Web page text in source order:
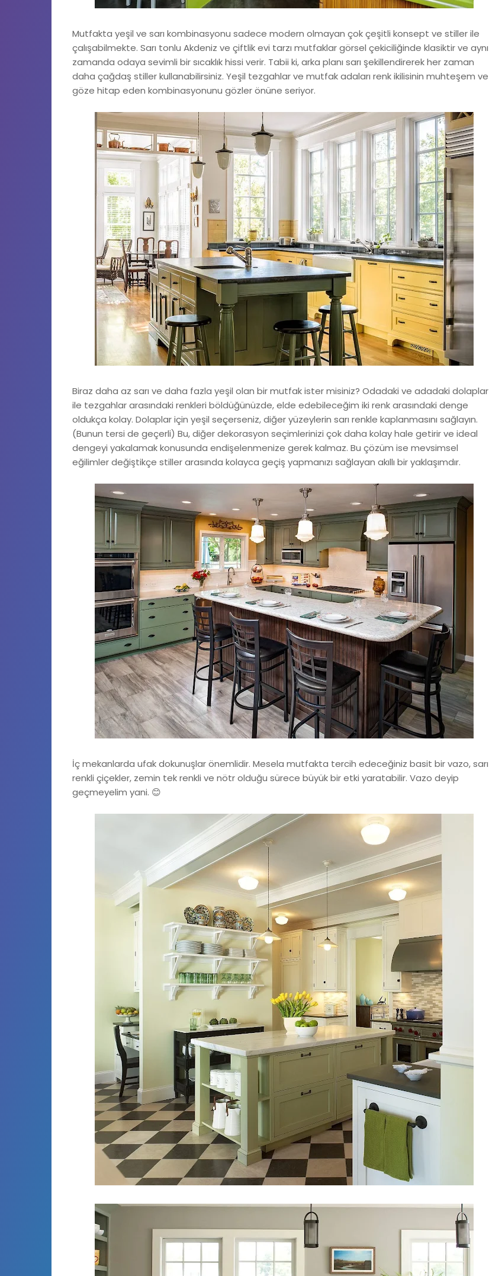
Mutfakta yeşil ve sarı kombinasyonu sadece modern olmayan çok çeşitli konsept ve stiller ile
çalışabilmekte. Sarı tonlu Akdeniz ve çiftlik evi tarzı mutfaklar görsel çekiciliğinde klasiktir ve aynı
zamanda odaya sevimli bir sıcaklık hissi verir. Tabii ki, arka planı sarı şekillendirerek her zaman
daha çağdaş stiller kullanabilirsiniz. Yeşil tezgahlar ve mutfak adaları renk ikilisinin muhteşem ve
göze hitap eden kombinasyonunu gözler önüne seriyor.
Biraz daha az sarı ve daha fazla yeşil olan bir mutfak ister misiniz? Odadaki ve adadaki dolaplar
ile tezgahlar arasındaki renkleri böldüğünüzde, elde edebileceğim iki renk arasındaki denge
oldukça kolay. Dolaplar için yeşil seçerseniz, diğer yüzeylerin sarı renkle kaplanmasını sağlayın.
(Bunun tersi de geçerli) Bu, diğer dekorasyon seçimlerinizi çok daha kolay hale getirir ve ideal
dengeyi yakalamak konusunda endişelenmenize gerek kalmaz. Bu çözüm ise mevsimsel
eğilimler değiştikçe stiller arasında kolayca geçiş yapmanızı sağlayan akıllı bir yaklaşımdır.
İç mekanlarda ufak dokunuşlar önemlidir. Mesela mutfakta tercih edeceğiniz basit bir vazo, sarı
renkli çiçekler, zemin tek renkli ve nötr olduğu sürece büyük bir etki yaratabilir. Vazo deyip
geçmeyelim yani. 😊